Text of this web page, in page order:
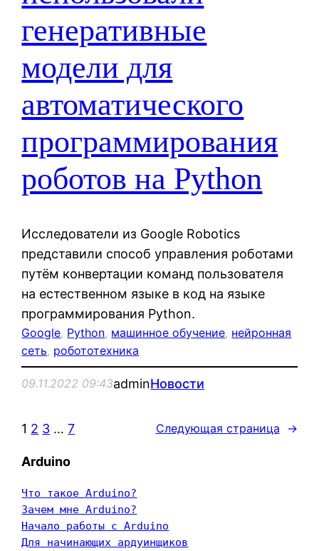
генеративные
модели для
автоматического
программирования
роботов на Python
Исследователи из Google Robotics
представили способ управления роботами
путём конвертации команд пользователя
на естественном языке в код на языке
программирования Python.
Google, Python, машинное обучение, нейронная
сеть, робототехника
09.11.2022 09:43adminНовости
1 2 3 … 7 Следующая страница →
Arduino
Что такое Arduino?
Зачем мне Arduino?
Начало работы с Arduino
Для начинающих ардуинщиков